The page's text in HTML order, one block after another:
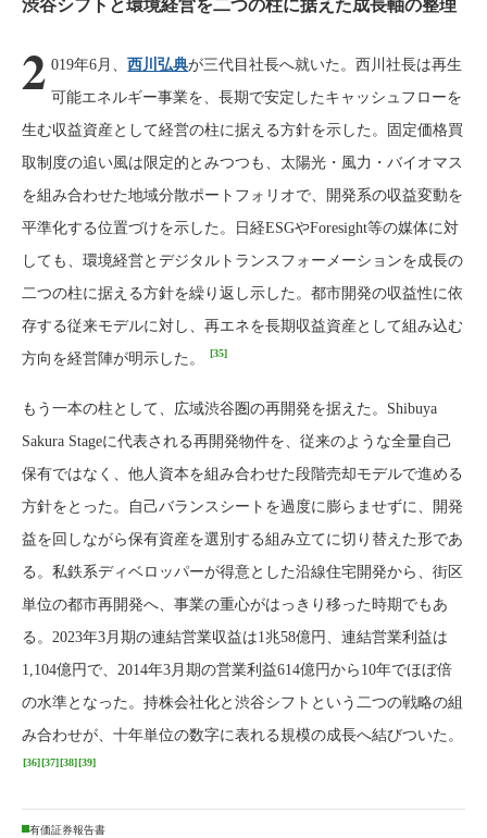
2 019年6月、西川弘典が三代目社長へ就いた。西川社長は再生
可能エネルギー事業を、長期で安定したキャッシュフローを
生む収益資産として経営の柱に据える方針を示した。固定価格買
取制度の追い風は限定的とみつつも、太陽光・風力・バイオマス
を組み合わせた地域分散ポートフォリオで、開発系の収益変動を
平準化する位置づけを示した。日経ESGやForesight等の媒体に対
しても、環境経営とデジタルトランスフォーメーションを成長の
二つの柱に据える方針を繰り返し示した。都市開発の収益性に依
存する従来モデルに対し、再エネを長期収益資産として組み込む
方向を経営陣が明示した。
[35]
もう一本の柱として、広域渋谷圏の再開発を据えた。Shibuya
Sakura Stageに代表される再開発物件を、従来のような全量自己
保有ではなく、他人資本を組み合わせた段階売却モデルで進める
方針をとった。自己バランスシートを過度に膨らませずに、開発
益を回しながら保有資産を選別する組み立てに切り替えた形であ
る。私鉄系ディベロッパーが得意とした沿線住宅開発から、街区
単位の都市再開発へ、事業の重心がはっきり移った時期でもあ
る。2023年3月期の連結営業収益は1兆58億円、連結営業利益は
1,104億円で、2014年3月期の営業利益614億円から10年でほぼ倍
の水準となった。持株会社化と渋谷シフトという二つの戦略の組
み合わせが、十年単位の数字に表れる規模の成長へ結びついた。
[36][37][38][39]
有価証券報告書